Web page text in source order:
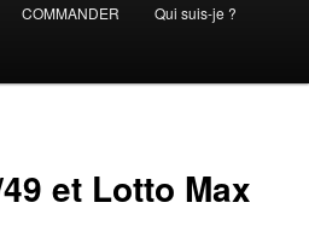
COMMANDER Qui suis-je ?
et Lotto Max